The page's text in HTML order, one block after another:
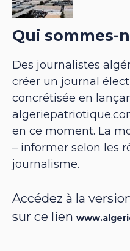
Qui sommes-
Des journalistes
créer un journal
concrétisée en
en ce moment. La
– informer selon les
journalisme.
Accédez à la
sur ce lien